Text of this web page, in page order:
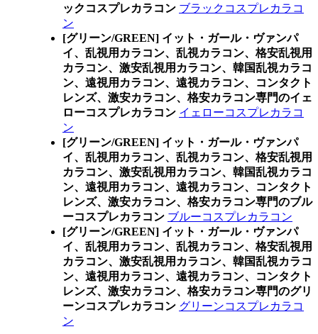
ックコスプレカラコン ブラックコスプレカラコ
ン
[グリーン/GREEN] イット・ガール・ヴァンパ
イ、乱視用カラコン、乱視カラコン、格安乱視用
カラコン、激安乱視用カラコン、韓国乱視カラコ
ン、遠視用カラコン、遠視カラコン、コンタクト
レンズ、激安カラコン、格安カラコン専門のイェ
ローコスプレカラコン イェローコスプレカラコ
ン
[グリーン/GREEN] イット・ガール・ヴァンパ
イ、乱視用カラコン、乱視カラコン、格安乱視用
カラコン、激安乱視用カラコン、韓国乱視カラコ
ン、遠視用カラコン、遠視カラコン、コンタクト
レンズ、激安カラコン、格安カラコン専門のブル
ーコスプレカラコン ブルーコスプレカラコン
[グリーン/GREEN] イット・ガール・ヴァンパ
イ、乱視用カラコン、乱視カラコン、格安乱視用
カラコン、激安乱視用カラコン、韓国乱視カラコ
ン、遠視用カラコン、遠視カラコン、コンタクト
レンズ、激安カラコン、格安カラコン専門のグリ
ーンコスプレカラコン グリーンコスプレカラコ
ン